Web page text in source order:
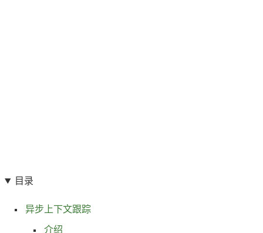
目录
异步上下文跟踪
介绍